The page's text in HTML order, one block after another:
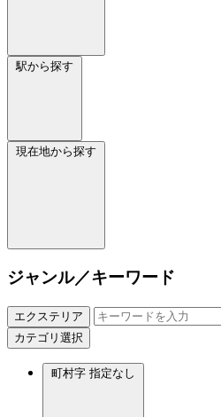
駅から探す
現在地から探す
ジャンル／キーワード
エクステリア
カテゴリ選択
町村字 指定なし